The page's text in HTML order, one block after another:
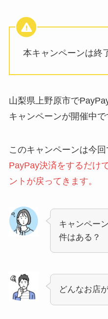
本キャンペーンは終
山梨県上野原市で
キャンペーンが開催中で
このキャンペーンは今回
PayPay決済をするだけ
ントが戻ってきます。
キャンペー
件はある？
どんなお店